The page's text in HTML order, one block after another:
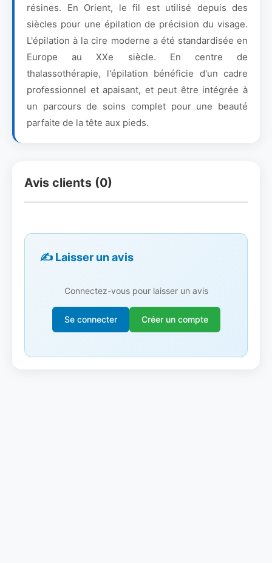
résines. En Orient, le fil est utilisé depuis des
siècles pour une épilation de précision du visage.
L'épilation à la cire moderne a été standardisée en
Europe au XXe siècle. En centre de
thalassothérapie, l'épilation bénéficie d'un cadre
professionnel et apaisant, et peut être intégrée à
un parcours de soins complet pour une beauté
parfaite de la tête aux pieds.
Avis clients (0)
✍️ Laisser un avis
Connectez-vous pour laisser un avis
Se connecter Créer un compte